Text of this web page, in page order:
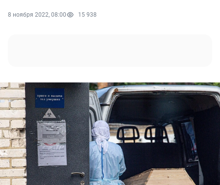
8 ноября 2022, 08:00 15 938